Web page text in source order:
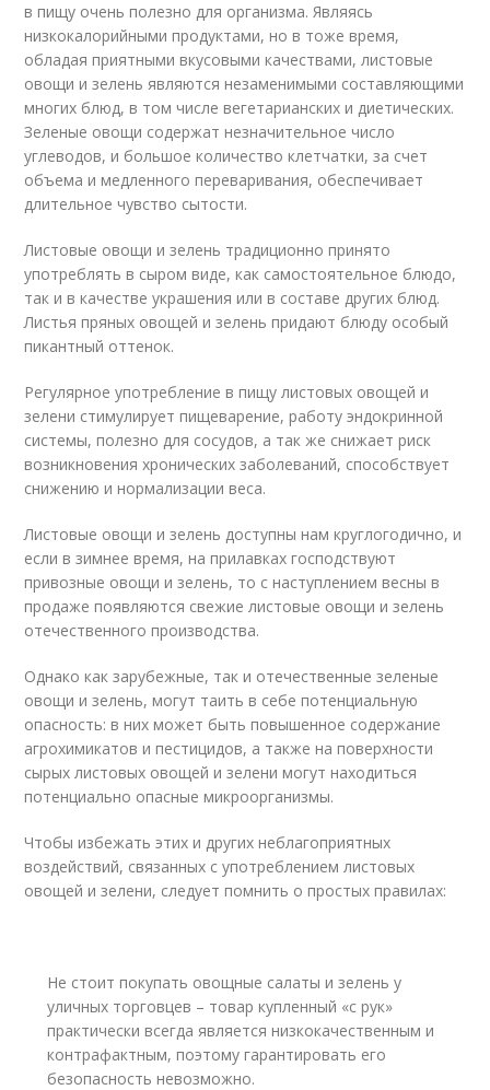
в пищу очень полезно для организма. Являясь
низкокалорийными продуктами, но в тоже время,
обладая приятными вкусовыми качествами, листовые
овощи и зелень являются незаменимыми составляющими
многих блюд, в том числе вегетарианских и диетических.
Зеленые овощи содержат незначительное число
углеводов, и большое количество клетчатки, за счет
объема и медленного переваривания, обеспечивает
длительное чувство сытости.
Листовые овощи и зелень традиционно принято
употреблять в сыром виде, как самостоятельное блюдо,
так и в качестве украшения или в составе других блюд.
Листья пряных овощей и зелень придают блюду особый
пикантный оттенок.
Регулярное употребление в пищу листовых овощей и
зелени стимулирует пищеварение, работу эндокринной
системы, полезно для сосудов, а так же снижает риск
возникновения хронических заболеваний, способствует
снижению и нормализации веса.
Листовые овощи и зелень доступны нам круглогодично, и
если в зимнее время, на прилавках господствуют
привозные овощи и зелень, то с наступлением весны в
продаже появляются свежие листовые овощи и зелень
отечественного производства.
Однако как зарубежные, так и отечественные зеленые
овощи и зелень, могут таить в себе потенциальную
опасность: в них может быть повышенное содержание
агрохимикатов и пестицидов, а также на поверхности
сырых листовых овощей и зелени могут находиться
потенциально опасные микроорганизмы.
Чтобы избежать этих и других неблагоприятных
воздействий, связанных с употреблением листовых
овощей и зелени, следует помнить о простых правилах:
Не стоит покупать овощные салаты и зелень у
уличных торговцев – товар купленный «с рук»
практически всегда является низкокачественным и
контрафактным, поэтому гарантировать его
безопасность невозможно.